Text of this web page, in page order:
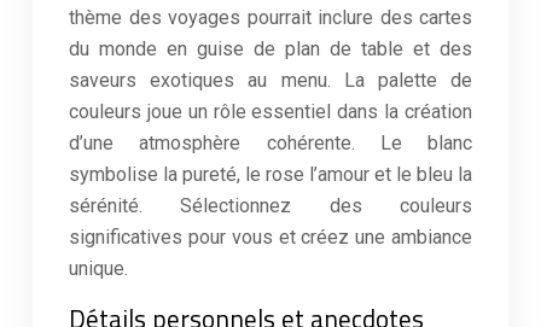
thème des voyages pourrait inclure des cartes
du monde en guise de plan de table et des
saveurs exotiques au menu. La palette de
couleurs joue un rôle essentiel dans la création
d’une atmosphère cohérente. Le blanc
symbolise la pureté, le rose l’amour et le bleu la
sérénité. Sélectionnez des couleurs
significatives pour vous et créez une ambiance
unique.
Détails personnels et anecdotes